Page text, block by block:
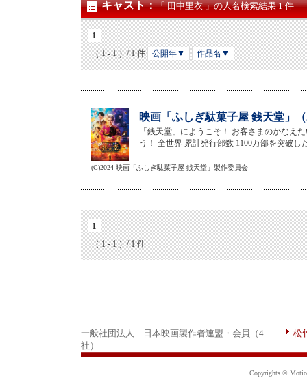
キャスト：「 田中里衣 」の人名検索結果 1 件
1
（ 1 - 1 ）/ 1 件 公開年▼ 作品名▼
映画「ふしぎ駄菓子屋 銭天堂」
「銭天堂」にようこそ！ お客さまのかなえ
う！ 全世界 累計発行部数 1100万部を突破
(C)2024 映画「ふしぎ駄菓子屋 銭天堂」製作委員会
1
（ 1 - 1 ）/ 1 件
一般社団法人 日本映画製作者連盟・会員（4
社）
松
Copyrights ©